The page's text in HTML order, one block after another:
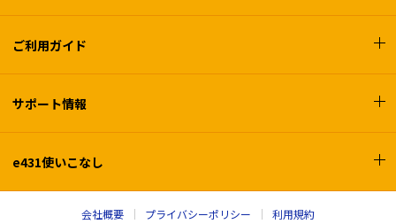
ご利用ガイド
サポート情報
e431使いこなし
会社概要 プライバシーポリシー 利用規約